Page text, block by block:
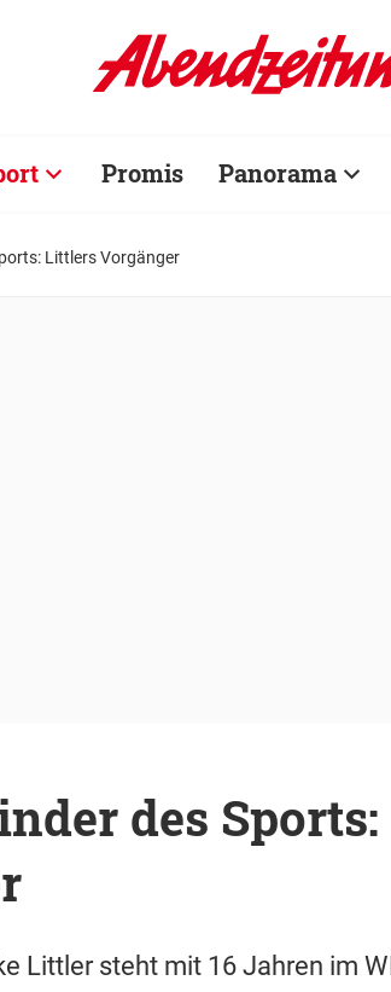
Promis Panorama
Littlers Vorgänger
des
Littler steht mit 16 Jahren im